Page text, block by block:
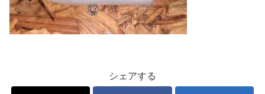
シェアする